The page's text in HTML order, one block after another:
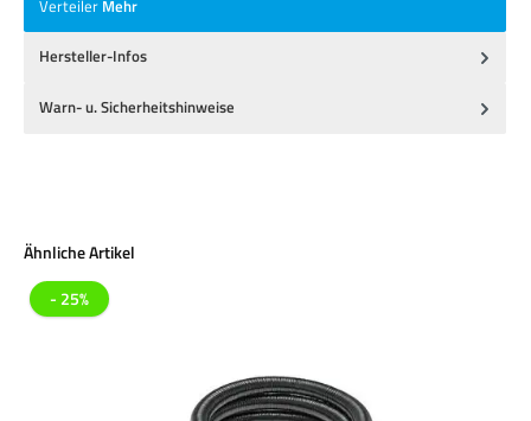
Verteiler Mehr
Hersteller-Infos
Warn- u. Sicherheitshinweise
Produktgalerie überspringen
Ähnliche Artikel
- 25%